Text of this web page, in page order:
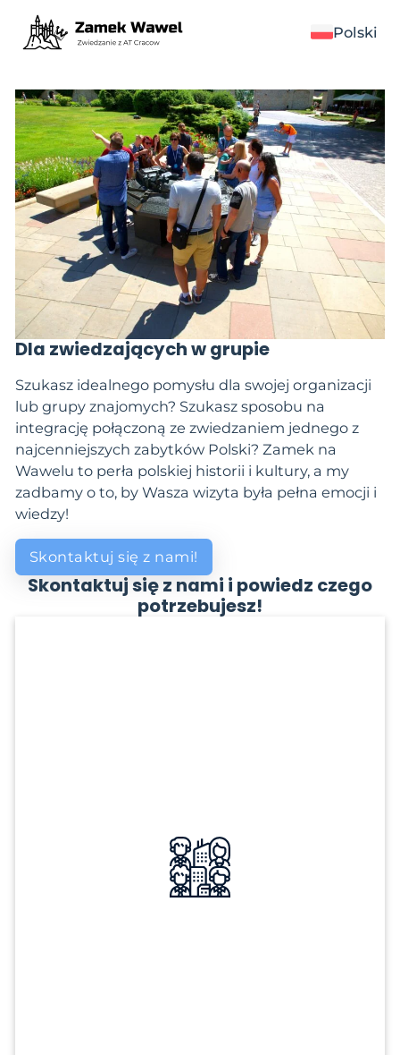
Polski
Dla zwiedzających w grupie
Szukasz idealnego pomysłu dla swojej organizacji
lub grupy znajomych? Szukasz sposobu na
integrację połączoną ze zwiedzaniem jednego z
najcenniejszych zabytków Polski? Zamek na
Wawelu to perła polskiej historii i kultury, a my
zadbamy o to, by Wasza wizyta była pełna emocji i
wiedzy!
Skontaktuj się z nami!
Skontaktuj się z nami i powiedz czego
potrzebujesz!